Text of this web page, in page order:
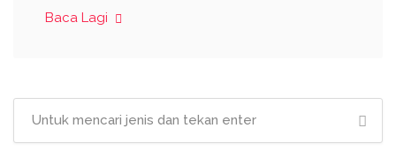
Baca Lagi